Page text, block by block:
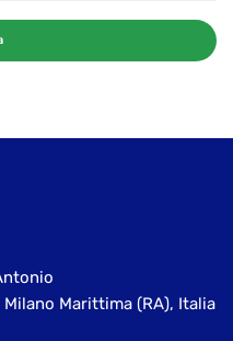
Marittima (RA), Italia